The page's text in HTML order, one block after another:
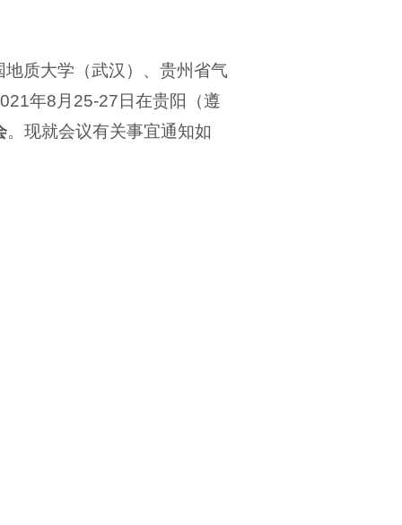
质大学（武汉）、贵州省气
年8 月 25-27 日在贵阳（遵
。现就会议有关事宜通知如